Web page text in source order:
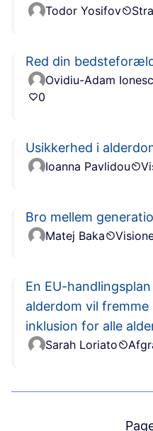
Todor Yosifov
Red din
Ovidiu-Adam
0
Usikkerhed i
Ioanna Pavlidou
Bro mellem
Matej Baka
En EU-
alderdom vil
inklusion for alle
Sarah Loriato